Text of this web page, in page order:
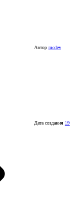
Автор mcdev
Дата создания 19